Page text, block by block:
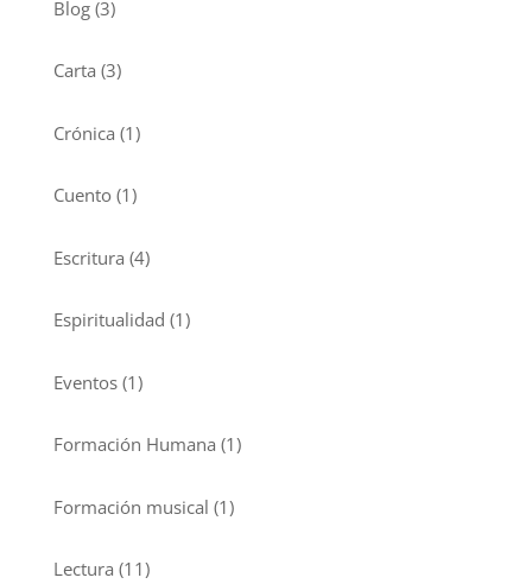
Blog(3)
Carta (3)
Crónica (1)
Cuento(1)
Escritura (4)
Espiritualidad (1)
Eventos(1)
Formación Humana (1)
Formación musical (1)
Lectura (11)